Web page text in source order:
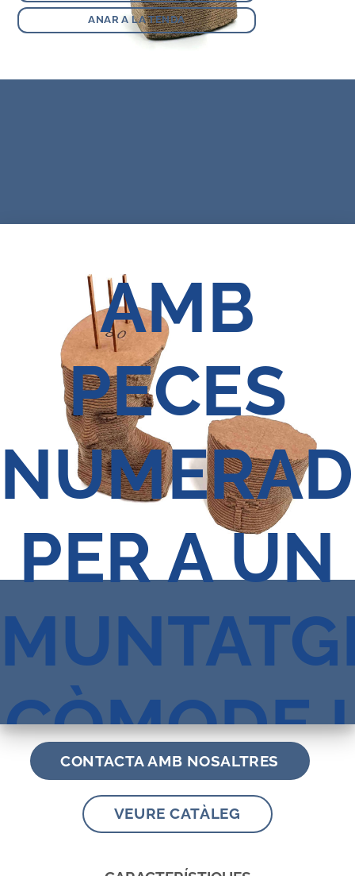
ANAR A LA TENDA
AMB
PECES
PER A UN
CÒMODE I
FÀCIL DE
CONTACTA AMB NOSALTRES
VEURE CATÀLEG